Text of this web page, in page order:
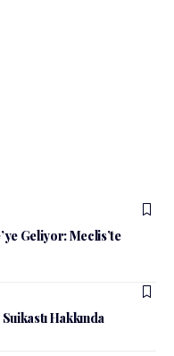
Geliyor: Meclis’te
Hakkında